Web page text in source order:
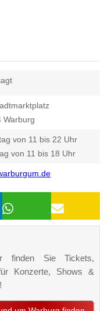
Warburg
von 11 bis 22 Uhr
von 11 bis 18 Uhr
finden Sie Tickets,
Konzerte, Shows &